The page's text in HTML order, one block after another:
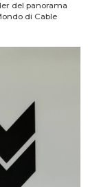
del panorama
di Cable